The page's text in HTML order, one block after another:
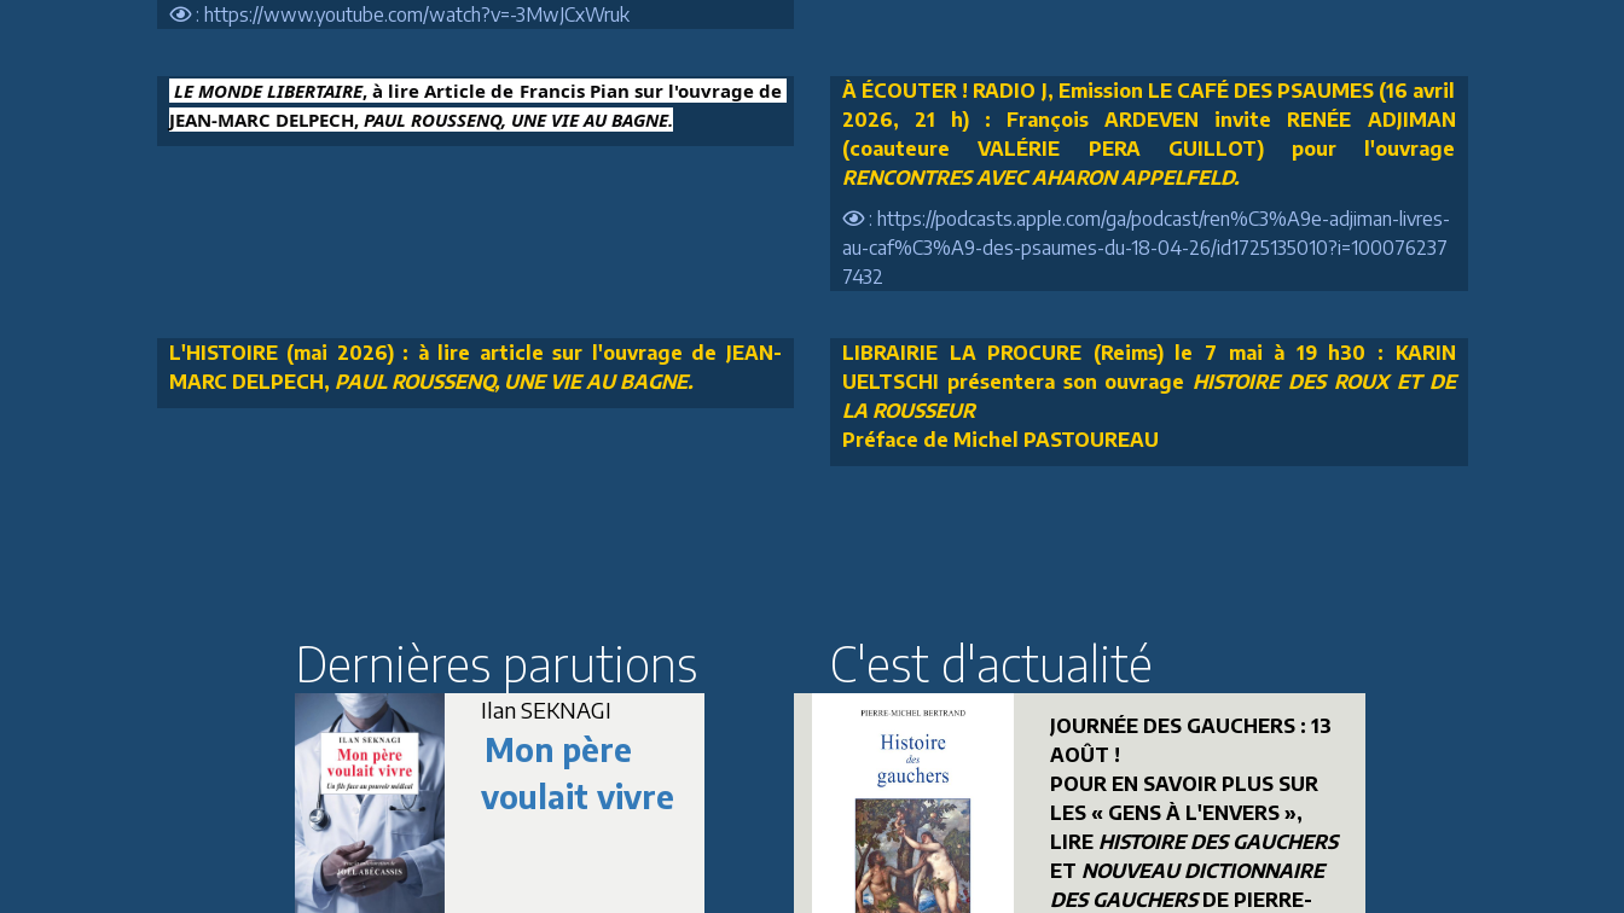
: https://www.youtube.com/watch?v=-3MwJCxWruk
LE MONDE LIBERTAIRE, à lire Article de Francis Pian sur l'ouvrage de
JEAN-MARC DELPECH, PAUL ROUSSENQ, UNE VIE AU BAGNE.
À ÉCOUTER ! RADIO J, Emission LE CAFÉ DES PSAUMES (16 avril
2026, 21 h) : François ARDEVEN invite RENÉE ADJIMAN
(coauteure VALÉRIE PERA GUILLOT) pour l'ouvrage
RENCONTRES AVEC AHARON APPELFELD.
: https://podcasts.apple.com/ga/podcast/ren%C3%A9e-adjiman-livres-
au-caf%C3%A9-des-psaumes-du-18-04-26/id1725135010?i=100076237
7432
L'HISTOIRE (mai 2026) : à lire article sur l'ouvrage de JEAN-
MARC DELPECH, PAUL ROUSSENQ, UNE VIE AU BAGNE.
LIBRAIRIE LA PROCURE (Reims) le 7 mai à 19 h30 : KARIN
UELTSCHI présentera son ouvrage HISTOIRE DES ROUX ET DE
LA ROUSSEUR
Préface de Michel PASTOUREAU
Dernières parutions
Ilan SEKNAGI
Mon père
voulait vivre
Jean-Marc DELPECH
Paul
Roussenq
PERA GUILLOT Valérie
Rencontres
avec Aharon
Appelfeld
C'est d'actualité
JOURNÉE DES GAUCHERS : 13
AOÛT !
POUR EN SAVOIR PLUS SUR
LES « GENS À L'ENVERS »,
LIRE HISTOIRE DES GAUCHERS
ET NOUVEAU DICTIONNAIRE
DES GAUCHERSDE PIERRE-